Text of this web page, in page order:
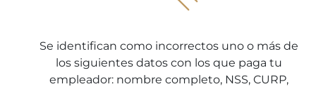
Se identifican como incorrectos uno o más de
los siguientes datos con los que paga tu
empleador: nombre completo, NSS, CURP,